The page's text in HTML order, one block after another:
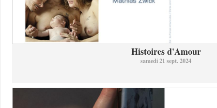
Histoires d'Amour
samedi 21 sept. 2024